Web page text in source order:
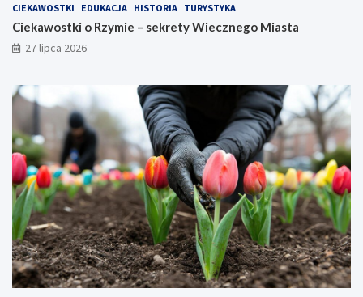
CIEKAWOSTKI EDUKACJA HISTORIA TURYSTYKA
Ciekawostki o Rzymie – sekrety Wiecznego Miasta
27 lipca 2026